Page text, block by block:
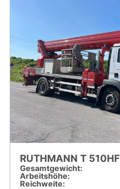
RUTHMANN T 510HF
Gesamt­gewicht:
Arbeitshöhe:
Reichweite: